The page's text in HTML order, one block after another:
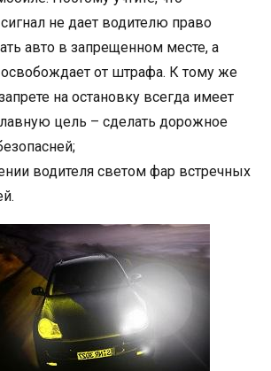
не дает водителю право
авто в запрещенном месте, а
от штрафа. К тому же
на остановку всегда имеет
цель – сделать дорожное
водителя светом фар встречных